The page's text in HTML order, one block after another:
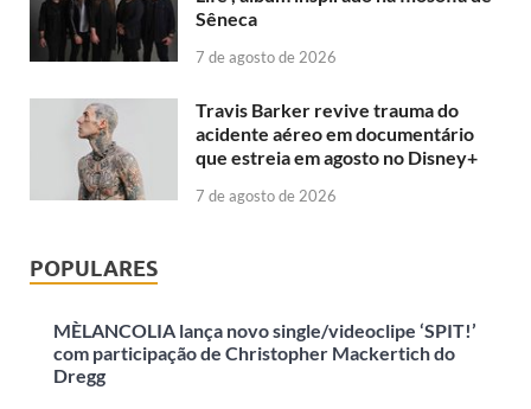
Sêneca
7 de agosto de 2026
Travis Barker revive trauma do
acidente aéreo em documentário
que estreia em agosto no Disney+
7 de agosto de 2026
POPULARES
MÈLANCOLIA lança novo single/videoclipe ‘SPIT!’
com participação de Christopher Mackertich do
Dregg